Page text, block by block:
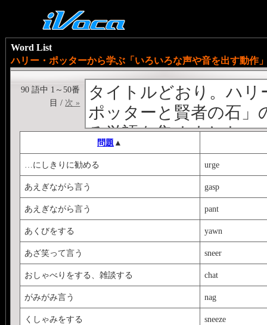
Word List
ハリー・ポッターから学ぶ「いろいろな声や音を出す動作
タイトルどおり。ハ
ポッターと賢者の石」
る単語を集めました。
たまたま読み直して
う行為だけでも、結構
す。
第一巻だけでも。
正確に理解するには
わかっていないとい
小学校の高学年くらい
ということは、ネイ
いをちゃんと把握して
90 語中 1～50番
目 / 次 »
問題 ▲
…にしきりに勧める urge
あえぎながら言う gasp
あえぎながら言う pant
あくびをする yawn
あざ笑って言う sneer
おしゃべりをする、雑談する chat
がみがみ言う nag
くしゃみをする sneeze